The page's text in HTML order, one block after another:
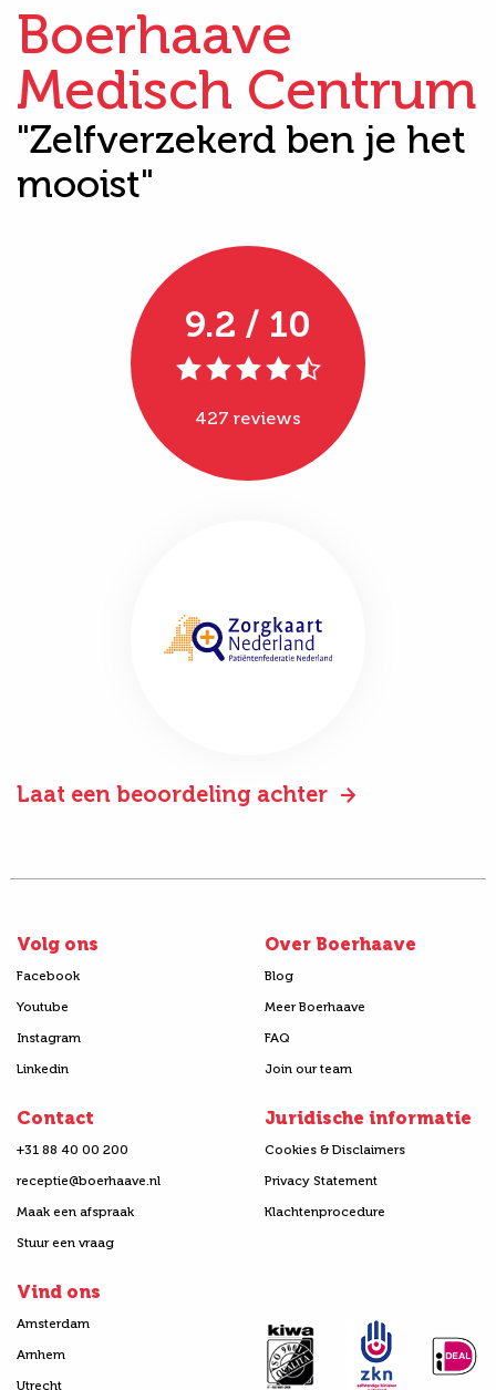
Boerhaave
Medisch Centrum
"Zelfverzekerd ben je het
mooist"
9.2 / 10
427 reviews
Laat een beoordeling achter
Volg ons
Facebook
Youtube
Instagram
Linkedin
Over Boerhaave
Blog
Meer Boerhaave
FAQ
Join our team
Contact
+31 88 40 00 200
receptie@boerhaave.nl
Maak een afspraak
Stuur een vraag
Juridische informatie
Cookies & Disclaimers
Privacy Statement
Klachtenprocedure
Vind ons
Amsterdam
Arnhem
Utrecht